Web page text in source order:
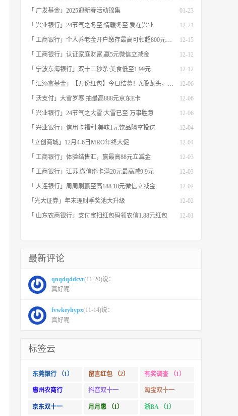
01-23
「 广发基金」2025迎新春活动锦集
12-21
「 兴业银行」24节气之冬至:情暖冬至 爱在兴业
12-15
「 工商银行」个人养老金开户缴存最高可领超800元立减金
12-12
「 工商银行」认证家庭财富,赢5元微信立减金
12-12
「 宁波东海银行」双十二秒杀:美食低至1.99元
12-06
「 汇添富基金」【万份红包】今日结募！A股龙头，尽入此基矣
12-06
「 沃支付」大雪岁寒 抽最高888元京东E卡
12-06
「 兴业银行」24节气之大雪:大雪已至 万事胜意
12-04
「 兴业银行」信用卡福利:美味1元饮品隔空投送
12-04
「立创商城」12月4-6日MRO年终大促
12-03
「 工商银行」体验结售汇，赢最高88元立减金
12-03
「 工商银行」江苏:微信绑卡满20元最高减9.9元
12-02
「 大连银行」周周刷赢至高188.18元微信立减金
12-02
「光大证券」年末理财季奖池大升级
12-01
「 山东农商银行」支付宝扫红包码领农信1.88元红包
最新评论
qnqdqddcvr(11-20)说：
真好呢
fvwkeyhypx(11-14)说：
真好呢
标签云
东莞银行 （1） 留言红包 （2） 有奖调查 （1）
惠州农商行
（1）
抖音双十一
（1）
淘宝双十一
（2）
京东双十一 月月惠 （1） 浙BA （1）